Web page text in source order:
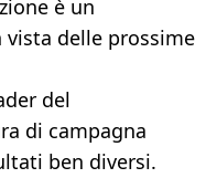
è un
delle prossime
del
di campagna
ben diversi.